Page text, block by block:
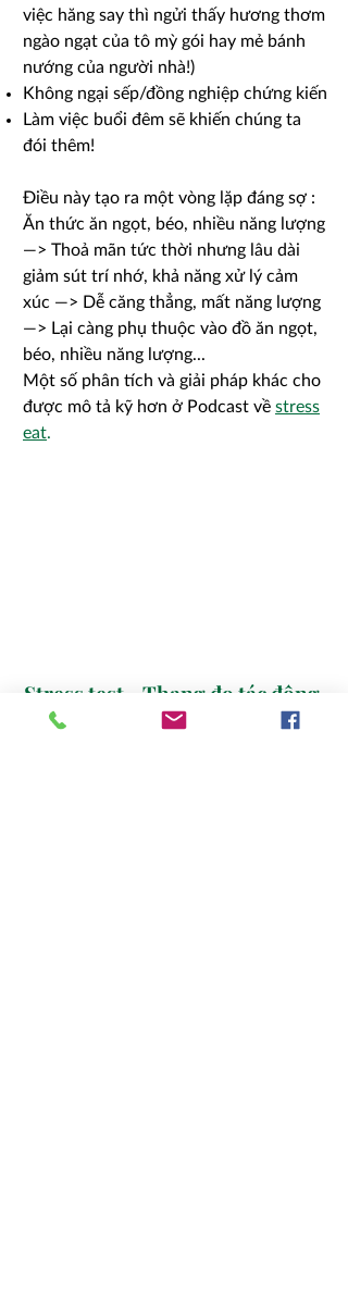
việc hăng say thì ngửi thấy hương thơm
ngào ngạt của tô mỳ gói hay mẻ bánh
nướng của người nhà!)
Không ngại sếp/đồng nghiệp chứng kiến
Làm việc buổi đêm sẽ khiến chúng ta
đói thêm!
Điều này tạo ra một vòng lặp đáng sợ :
Ăn thức ăn ngọt, béo, nhiều năng lượng
—> Thoả mãn tức thời nhưng lâu dài
giảm sút trí nhớ, khả năng xử lý cảm
xúc —> Dễ căng thẳng, mất năng lượng
—> Lại càng phụ thuộc vào đồ ăn ngọt,
béo, nhiều năng lượng...
Một số phân tích và giải pháp khác cho
được mô tả kỹ hơn ở Podcast về stress
eat.
Stress test - Thang đo tác động
của stress